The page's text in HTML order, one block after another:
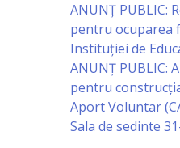
ANUNȚ PUBLIC:
pentru ocuparea
Instituției de
ANUNȚ PUBLIC:
pentru
Aport Voluntar
Sala de sedinte